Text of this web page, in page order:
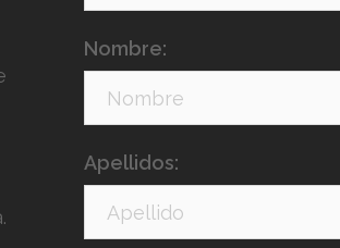
Nombre:
Apellidos: